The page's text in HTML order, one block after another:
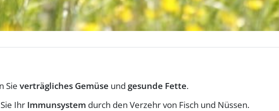
Sie verträgliches Gemüse und gesunde Fette.
Ihr Immunsystem durch den Verzehr von Fisch und Nüssen.